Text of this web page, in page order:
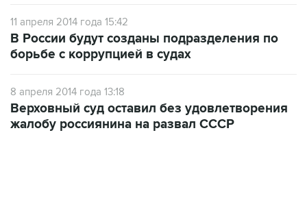
борьбе с коррупцией в судах
8 апреля 2014 года 13:18
жалобу россиянина на развал СССР